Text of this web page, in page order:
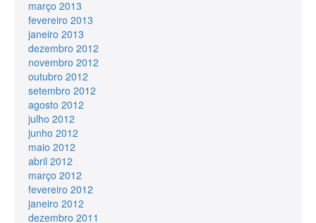
março 2013
fevereiro 2013
janeiro 2013
dezembro 2012
novembro 2012
outubro 2012
setembro 2012
agosto 2012
julho 2012
junho 2012
maio 2012
abril 2012
março 2012
fevereiro 2012
janeiro 2012
dezembro 2011